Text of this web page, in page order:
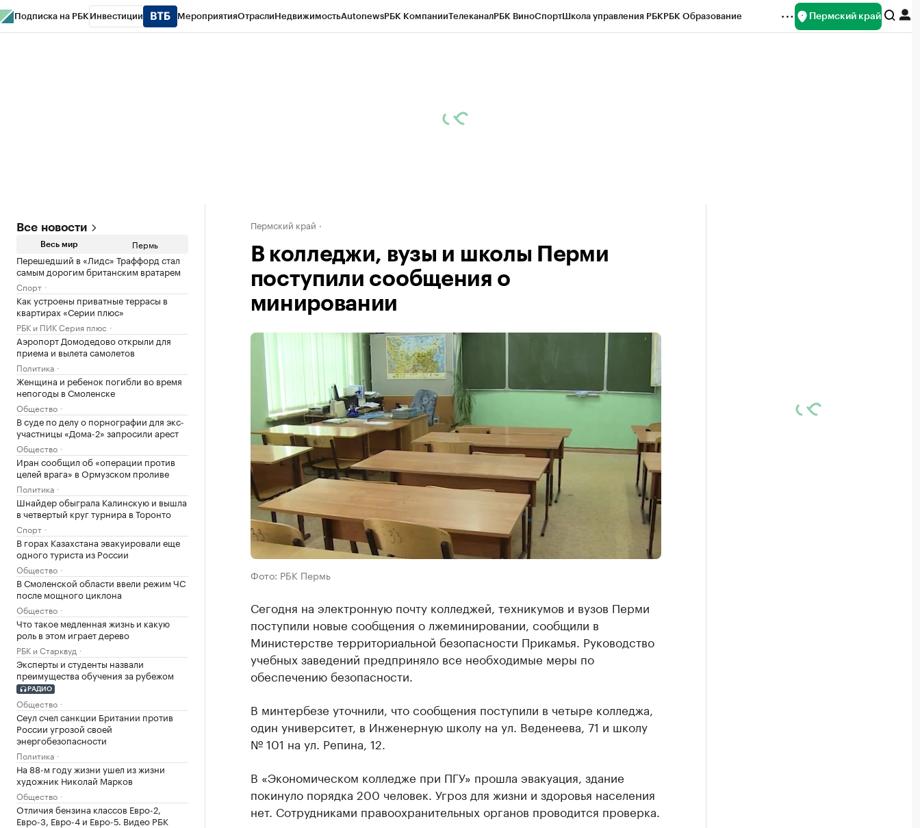
Подписка на РБК Инвестиции МероприятияОтраслиНедвижимостьAutonewsРБК КомпанииТелеканалРБК ВиноСпортШкола управления РБКРБК Образование Пермский край
Все новости
Весь мир Пермь
Перешедший в «Лидс» Траффорд стал
самым дорогим британским вратарем
Спорт
Как устроены приватные террасы в
квартирах «Серии плюс»
РБК и ПИК Серия плюс
Аэропорт Домодедово открыли для
приема и вылета самолетов
Политика
Женщина и ребенок погибли во время
непогоды в Смоленске
Общество
В суде по делу о порнографии для экс-
участницы «Дома-2» запросили арест
Общество
Иран сообщил об «операции против
целей врага» в Ормузском проливе
Политика
Шнайдер обыграла Калинскую и вышла
в четвертый круг турнира в Торонто
Спорт
В горах Казахстана эвакуировали еще
одного туриста из России
Общество
В Смоленской области ввели режим ЧС
после мощного циклона
Общество
Что такое медленная жизнь и какую
роль в этом играет дерево
РБК и Старквуд
Эксперты и студенты назвали
преимущества обучения за рубежом
РАДИО
Общество
Сеул счел санкции Британии против
России угрозой своей
энергобезопасности
Политика
На 88-м году жизни ушел из жизни
художник Николай Марков
Общество
Отличия бензина классов Евро-2,
Евро-3, Евро-4 и Евро-5. Видео РБК
Пермский край
В колледжи, вузы и школы Перми
поступили сообщения о
минировании
Фото: РБК Пермь
Сегодня на электронную почту колледжей, техникумов и вузов Перми
поступили новые сообщения о лжеминировании, сообщили в
Министерстве территориальной безопасности Прикамья. Руководство
учебных заведений предприняло все необходимые меры по
обеспечению безопасности.
В минтербезе уточнили, что сообщения поступили в четыре колледжа,
один университет, в Инженерную школу на ул. Веденеева, 71 и школу
№ 101 на ул. Репина, 12.
В «Экономическом колледже при ПГУ» прошла эвакуация, здание
покинуло порядка 200 человек. Угроз для жизни и здоровья населения
нет. Сотрудниками правоохранительных органов проводится проверка.